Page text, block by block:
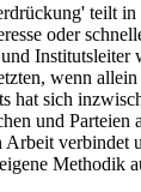
teilt
oder
Institutsleiter
wenn
hat sich
und Parteien
Arbeit verbindet
Methodik